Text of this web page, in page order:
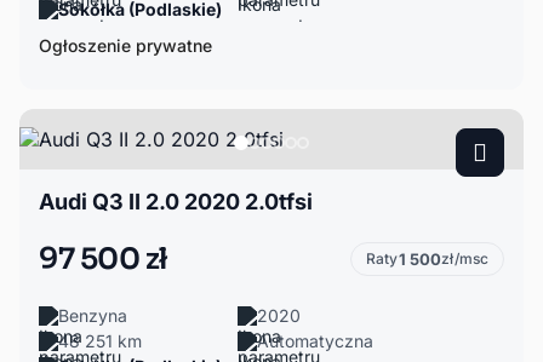
Sokółka (Podlaskie)
Ogłoszenie prywatne
Audi Q3 II 2.0 2020 2.0tfsi
97 500 zł Raty1 500zł/msc
Benzyna
2020
48 251 km
Automatyczna